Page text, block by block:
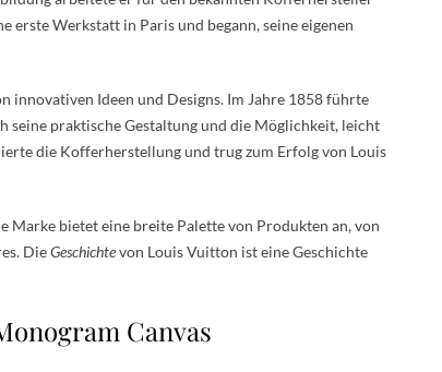
Werkstatt in Paris und begann, seine eigenen
innovativen Ideen und Designs. Im Jahre 1858 führte
seine praktische Gestaltung und die Möglichkeit, leicht
die Kofferherstellung und trug zum Erfolg von Louis
Marke bietet eine breite Palette von Produkten an, von
DieGeschichtevon Louis Vuitton ist eine Geschichte
Canvas